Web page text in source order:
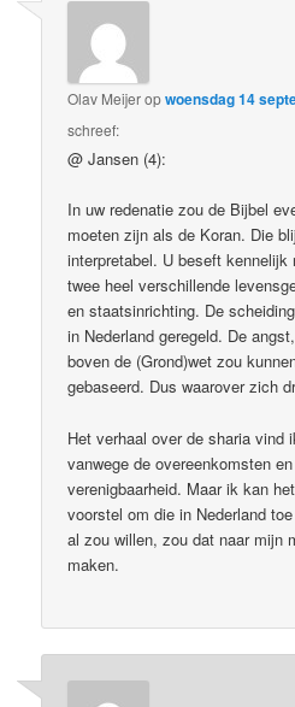
Olav Meijeropwoensdag 14
schreef:
@ Jansen (4):
In uw redenatie zou de Bijbel
moeten zijn als de Koran. Die
interpretabel. U beseft kennelijk
twee heel verschillende
en staatsinrichting. De
in Nederland geregeld. De
boven de (Grond)wet zou
gebaseerd. Dus waarover zich
Het verhaal over de sharia vind
vanwege de overeenkomsten
verenigbaarheid. Maar ik kan
voorstel om die in Nederland
al zou willen, zou dat naar mijn
maken.